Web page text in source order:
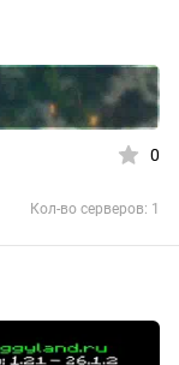
0
Кол-во серверов: 1